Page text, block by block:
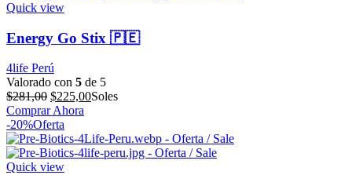
Quick view
Energy Go Stix 🇵🇪
4life Perú
Valorado con 5 de 5
$281,00 El
precio
original
era:
$281,00.
$225,00El
es:
$225,00.
Soles
Comprar Ahora
-20%Oferta
Quick view